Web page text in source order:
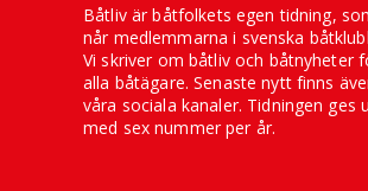
Båtliv är båtfolkets egen tidning,
når medlemmarna i svenska
Vi skriver om båtliv och båtnyheter
alla båtägare. Senaste nytt finns
våra sociala kanaler. Tidningen ges
med sex nummer per år.